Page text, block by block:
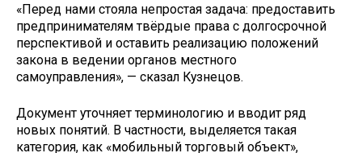
«Перед нами стояла непростая задача: предоставить
предпринимателям твёрдые права с долгосрочной
перспективой и оставить реализацию положений
закона в ведении органов местного
самоуправления», — сказал Кузнецов.
Документ уточняет терминологию и вводит ряд
новых понятий. В частности, выделяется такая
категория, как «мобильный торговый объект»,